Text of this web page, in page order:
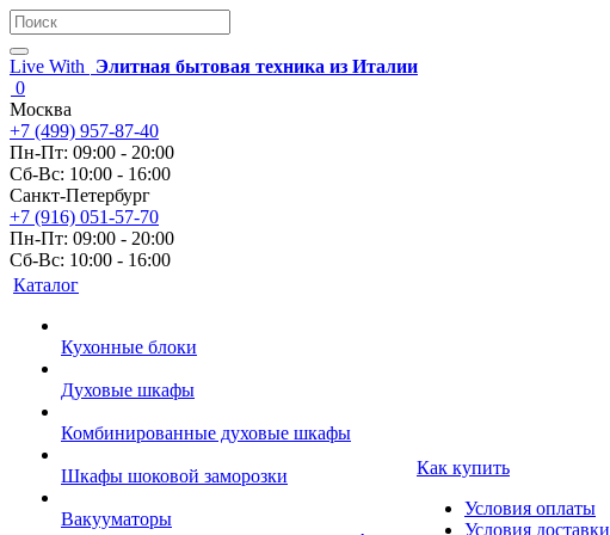
Live With
Элитная бытовая техника из Италии
0
Москва
+7 (499) 957-87-40
Пн-Пт: 09:00 - 20:00
Сб-Вс: 10:00 - 16:00
Санкт-Петербург
+7 (916) 051-57-70
Пн-Пт: 09:00 - 20:00
Сб-Вс: 10:00 - 16:00
Каталог
Кухонные блоки
Духовые шкафы
Комбинированные духовые шкафы
Шкафы шоковой заморозки
Вакууматоры
Как купить
Условия оплаты
Условия доставки